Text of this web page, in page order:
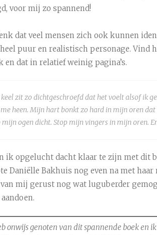
voor mij zo spannend!
dat veel mensen zich ook kunnen
puur en realistisch personage. Vind
en dat in relatief weinig pagina’s.
zit zo dichtgeschroefd dat het voelt alsof ik
heen. Mijn hart bonkt zo hard in mijn oren
mijn ogen dicht. Stop mijn vingers in mijn oren.
ik opgelucht dacht klaar te zijn met dit
Daniëlle Bakhuis nog even na met
mij gerust nog wat luguberder
onwijs genoten van dit spannende boek en